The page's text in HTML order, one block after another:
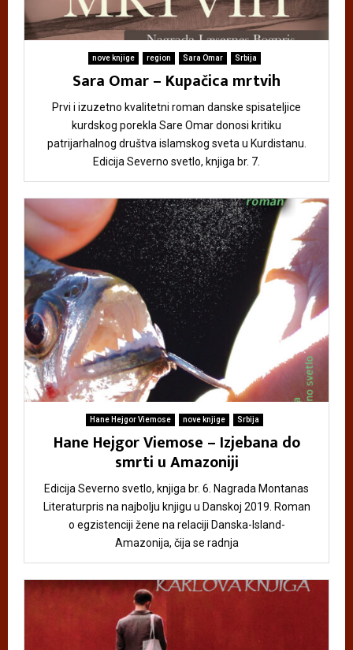
nove knjige region Sara Omar Srbija
Sara Omar – Kupačica mrtvih
Prvi i izuzetno kvalitetni roman danske spisateljice
kurdskog porekla Sare Omar donosi kritiku
patrijarhalnog društva islamskog sveta u Kurdistanu.
Edicija Severno svetlo, knjiga br. 7.
Hane Hejgor Viemose nove knjige Srbija
Hane Hejgor Viemose – Izjebana do
smrti u Amazoniji
Edicija Severno svetlo, knjiga br. 6. Nagrada Montanas
Literaturpris na najbolju knjigu u Danskoj 2019. Roman
o egzistenciji žene na relaciji Danska-Island-
Amazonija, čija se radnja